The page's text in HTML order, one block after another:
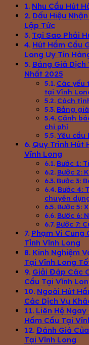
Nhu Cầu Hút
Dấu Hiệu
Lập Tức
Tại Sao Phải
Hút Hầm Cầu
Long Uy Tín
Bảng Giá Dịch
Nhất 2025
Các yếu
tại Vĩnh
Cách
Bảng
Cảnh
chi phí
Yêu cầu
Quy Trình Hút
Vĩnh Long
Bước 1:
Bước 2:
Bước 3:
Bước 4:
chuyên
Bước 5:
Bước 6:
Bước 7:
Phạm Vi Cung
Tỉnh Vĩnh Long
Kinh Nghiệm
Tại Vĩnh Long
Giải Đáp Các
Cầu Tại Vĩnh
Ngoài Hút
Các Dịch Vụ
Liên Hệ
Hầm Cầu Tại
Đánh Giá
Tại Vĩnh Long